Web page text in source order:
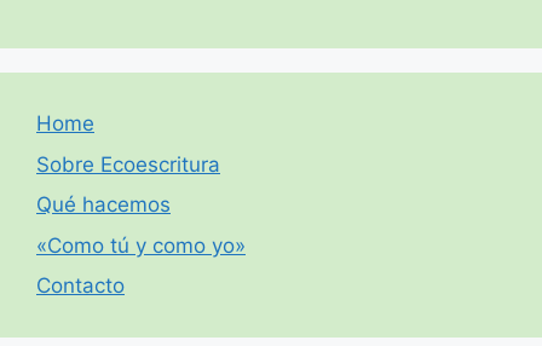
Home
Sobre Ecoescritura
Qué hacemos
«Como tú y como yo»
Contacto